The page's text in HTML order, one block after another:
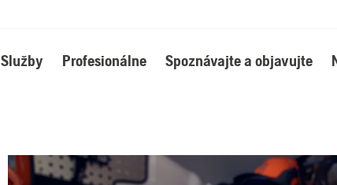
Služby Profesionálne Spoznávajte a objavujte